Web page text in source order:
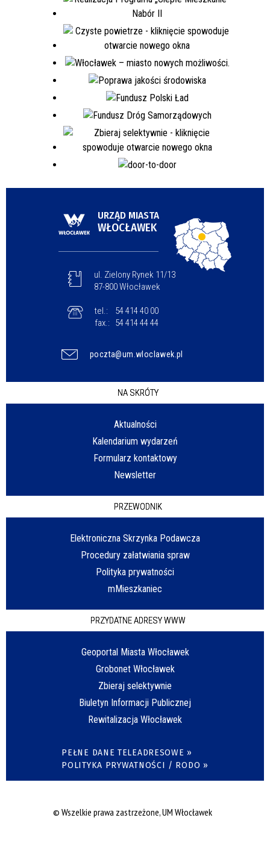
URZĄD MIASTA
WŁOCŁAWEK
ul. Zielony Rynek 11/13
87-800 Włocławek
tel.:
54 414 40 00
fax.:
54 414 44 44
poczta@um.wloclawek.pl
NA SKRÓTY
Aktualności
Kalendarium wydarzeń
Formularz kontaktowy
Newsletter
PRZEWODNIK
Elektroniczna Skrzynka Podawcza
Procedury załatwiania spraw
Polityka prywatności
mMieszkaniec
PRZYDATNE ADRESY WWW
Geoportal Miasta Włocławek
Grobonet Włocławek
Zbieraj selektywnie
Biuletyn Informacji Publicznej
Rewitalizacja Włocławek
PEŁNE DANE TELEADRESOWE »
POLITYKA PRYWATNOŚCI / RODO »
© Wszelkie prawa zastrzeżone, UM Włocławek